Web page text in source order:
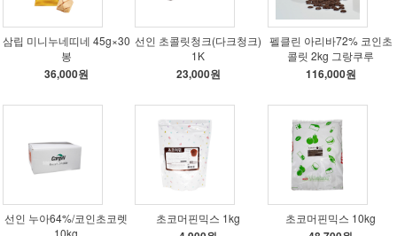
삼립 미니누네띠네 45g×30
봉
36,000원
선인 초콜릿청크(다크청크)
1K
23,000원
펠클린 아리바72% 코인초
콜릿 2kg 그랑쿠루
116,000원
선인 누아64%/코인초코렛
10kg
초코머핀믹스 1kg 초코머핀믹스 10kg